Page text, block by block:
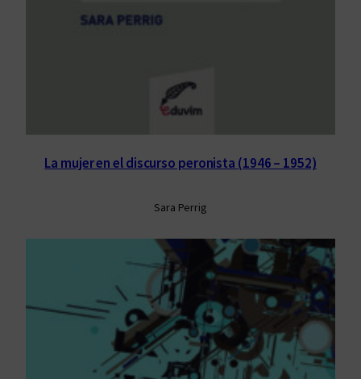
La mujer en el discurso peronista (1946 – 1952)
Sara Perrig